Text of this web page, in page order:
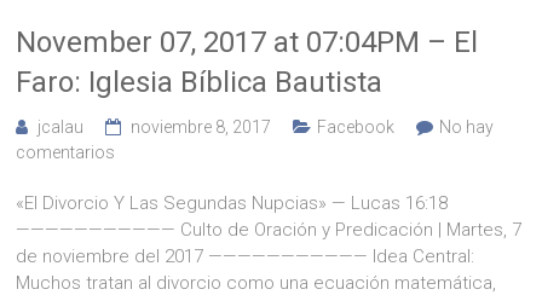
November 07, 2017 at 07:04PM – El
Faro: Iglesia Bíblica Bautista
jcalau noviembre 8, 2017 Facebook
No hay
comentarios
«El Divorcio Y Las Segundas Nupcias» — Lucas 16:18
——————————— Culto de Oración y Predicación | Martes, 7
de noviembre del 2017 ——————————— Idea Central:
Muchos tratan al divorcio como una ecuación matemática,